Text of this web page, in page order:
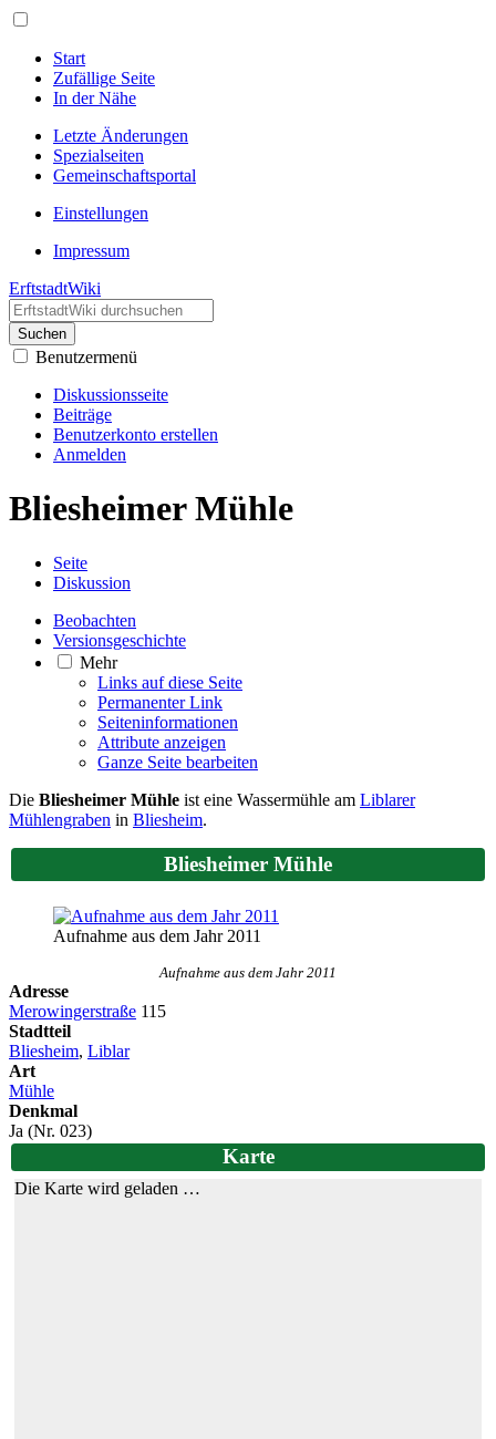
Start
Zufällige Seite
In der Nähe
Letzte Änderungen
Spezialseiten
Gemeinschafts­portal
Einstellungen
Impressum
ErftstadtWiki
Suchen
Benutzermenü
Diskussionsseite
Beiträge
Benutzerkonto erstellen
Anmelden
Bliesheimer Mühle
Seite
Diskussion
Beobachten
Versionsgeschichte
Mehr
Links auf diese Seite
Permanenter Link
Seiten­­informationen
Attribute anzeigen
Ganze Seite bearbeiten
Die Bliesheimer Mühle ist eine Wassermühle am Liblarer
Mühlengraben in Bliesheim.
Bliesheimer Mühle
Aufnahme aus dem Jahr 2011
Aufnahme aus dem Jahr 2011
Adresse
Merowingerstraße 115
Stadtteil
Bliesheim, Liblar
Art
Mühle
Denkmal
Ja (Nr. 023)
Karte
Die Karte wird geladen …